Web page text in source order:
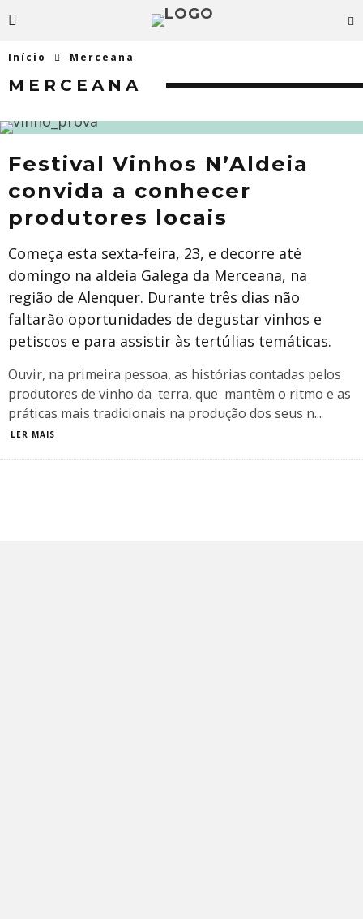
Início Merceana
MERCEANA
Festival Vinhos N’Aldeia
convida a conhecer
produtores locais
Começa esta sexta-feira, 23, e decorre até
domingo na aldeia Galega da Merceana, na
região de Alenquer. Durante três dias não
faltarão oportunidades de degustar vinhos e
petiscos e para assistir às tertúlias temáticas.
Ouvir, na primeira pessoa, as histórias contadas pelos
produtores de vinho da terra, que mantêm o ritmo e as
práticas mais tradicionais na produção dos seus n...
LER MAIS